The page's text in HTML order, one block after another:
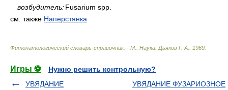
возбудитель:Fusarium spp.
см. также Наперстянка
Фитопатологический словарь-справочник. - М.: Наука Дьяков Г. А. 1969
Игры ⚽
Нужно решить контрольную?
УВЯДАНИЕ
УВЯДАНИЕ ФУЗАРИОЗНОЕ